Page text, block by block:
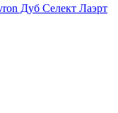
Дуб Селект Лаэрт